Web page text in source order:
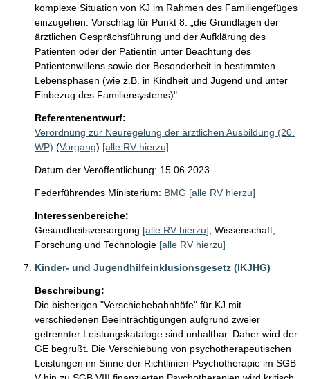
komplexe Situation von KJ im Rahmen des Familiengefüges
einzugehen. Vorschlag für Punkt 8: „die Grundlagen der
ärztlichen Gesprächsführung und der Aufklärung des
Patienten oder der Patientin unter Beachtung des
Patientenwillens sowie der Besonderheit in bestimmten
Lebensphasen (wie z.B. in Kindheit und Jugend und unter
Einbezug des Familiensystems)".
Referentenentwurf:
Verordnung zur Neuregelung der ärztlichen Ausbildung (20.
WP) (Vorgang) [alle RV hierzu]
Datum der Veröffentlichung: 15.06.2023
Federführendes Ministerium: BMG [alle RV hierzu]
Interessenbereiche:
Gesundheitsversorgung [alle RV hierzu]; Wissenschaft,
Forschung und Technologie [alle RV hierzu]
Kinder- und Jugendhilfeinklusionsgesetz (IKJHG)
Beschreibung:
Die bisherigen "Verschiebebahnhöfe" für KJ mit
verschiedenen Beeinträchtigungen aufgrund zweier
getrennter Leistungskataloge sind unhaltbar. Daher wird der
GE begrüßt. Die Verschiebung von psychotherapeutischen
Leistungen im Sinne der Richtlinien-Psychotherapie im SGB